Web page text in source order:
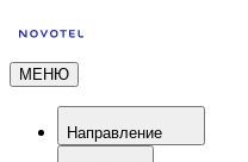
МЕНЮ
Направление